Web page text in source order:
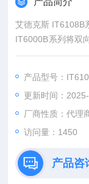
IT6000B系列将双
器内。一个按键
供功率；也可以
能将消耗的能量清
产品型号：
更新时间：
厂商性质：代理
访问量：1450
产品咨